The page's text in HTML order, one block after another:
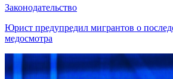
Законодательство
Юрист предупредил мигрантов о
медосмотра